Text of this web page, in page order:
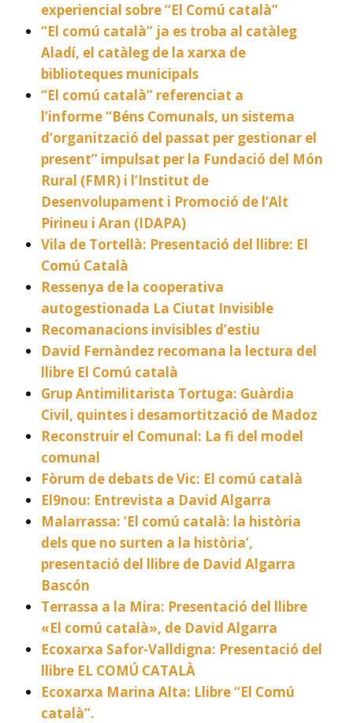
experiencial sobre “El Comú català”
“El comú català” ja es troba al catàleg
Aladí, el catàleg de la xarxa de
biblioteques municipals
“El comú català” referenciat a
l’informe “Béns Comunals, un sistema
d’organització del passat per gestionar el
present” impulsat per la Fundació del Món
Rural (FMR) i l’Institut de
Desenvolupament i Promoció de l’Alt
Pirineu i Aran (IDAPA)
Vila de Tortellà: Presentació del llibre: El
Comú Català
Ressenya de la cooperativa
autogestionada La Ciutat Invisible
Recomanacions invisibles d’estiu
David Fernàndez recomana la lectura del
llibre El Comú català
Grup Antimilitarista Tortuga: Guàrdia
Civil, quintes i desamortització de Madoz
Reconstruir el Comunal: La fi del model
comunal
Fòrum de debats de Vic: El comú català
El9nou: Entrevista a David Algarra
Malarrassa: ‘El comú català: la història
dels que no surten a la història’,
presentació del llibre de David Algarra
Bascón
Terrassa a la Mira: Presentació del llibre
«El comú català», de David Algarra
Ecoxarxa Safor-Valldigna: Presentació del
llibre EL COMÚ CATALÀ
Ecoxarxa Marina Alta: Llibre “El Comú
català”.